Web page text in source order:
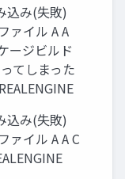
込み(失敗)
ァイル A A
ージビルド
てしまった
込み(失敗)
ァイル A A C